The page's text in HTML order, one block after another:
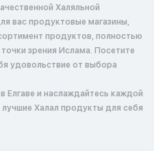
Халяльной
вас продуктовые магазины,
продуктов, полностью
зрения Ислама. Посетите
удовольствие от выбора
Елгаве и наслаждайтесь каждой
Халал продукты для себя